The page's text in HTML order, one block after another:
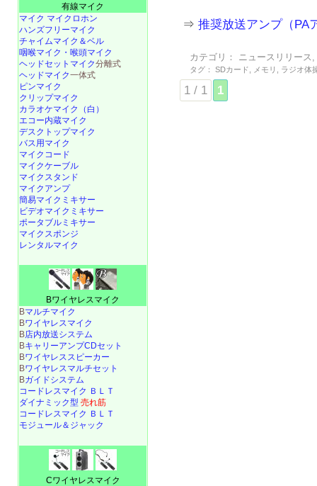
⇒推奨放送アンプ（PA
カテゴリ： ニュースリリース
タグ： SDカード メモリ ラジオ体
1 / 1 1
有線マイク
マイク マイクロホン
ハンズフリーマイク
チャイムマイク＆ベル
咽喉マイク・喉頭マイク
ヘッドセットマイク分離式
ヘッドマイク一体式
ピンマイク
クリップマイク
カラオケマイク（白）
エコー内蔵マイク
デスクトップマイク
バス用マイク
マイクコード
マイクケーブル
マイクスタンド
マイクアンプ
簡易マイクミキサー
ビデオマイクミキサー
ポータブルミキサー
マイクスポンジ
レンタルマイク
Bワイヤレスマイク
Bマルチマイク
Bワイヤレスマイク
B店内放送システム
BキャリーアンプCDセット
Bワイヤレススピーカー
Bワイヤレスマルチセット
Bガイドシステム
コードレスマイク ＢＬＴ
ダイナミック型 売れ筋
コードレスマイク ＢＬＴ
モジュール＆ジャック
Cワイヤレスマイク